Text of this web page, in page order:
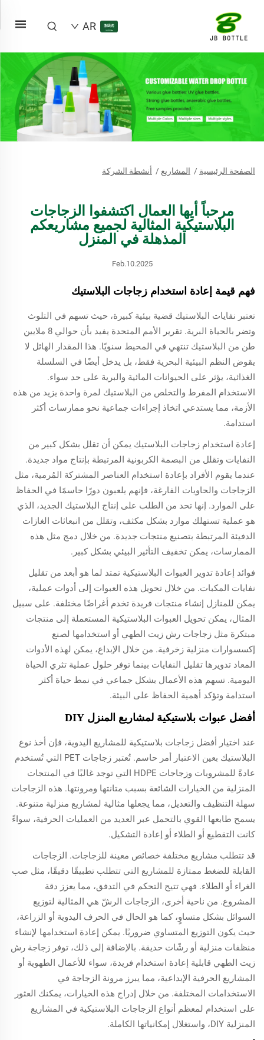
AR
الصفحة الرئيسية / المشاريع / أنشطة الشركة
مرحباً أيها العمال اكتشفوا الزجاجات
البلاستيكية المثالية لجميع مشاريعكم
المذهلة في المنزل
Feb.10.2025
فهم قيمة إعادة استخدام زجاجات البلاستيك
تعتبر نفايات البلاستيك قضية بيئية كبيرة، حيث تسهم في التلوث
وتضر بالحياة البرية. تقرير الأمم المتحدة يفيد بأن حوالي 8 ملايين
طن من البلاستيك تنتهي في المحيط سنويًا. هذا المقدار الهائل لا
يقوض النظم البيئية البحرية فقط، بل يدخل أيضًا في السلسلة
الغذائية، يؤثر على الحيوانات المائية والبرية على حد سواء.
الاستخدام المفرط والتخلص من البلاستيك لمرة واحدة يزيد من هذه
الأزمة، مما يستدعي اتخاذ إجراءات جماعية نحو ممارسات أكثر
استدامة.
إعادة استخدام زجاجات البلاستيك يمكن أن تقلل بشكل كبير من
النفايات وتقلل من البصمة الكربونية المرتبطة بإنتاج مواد جديدة.
عندما يقوم الأفراد بإعادة استخدام العناصر المشتركة المُرمية، مثل
الزجاجات والحاويات الفارغة، فإنهم يلعبون دورًا حاسمًا في الحفاظ
على الموارد. إنها تحد من الطلب على إنتاج البلاستيك الجديد، الذي
هو عملية تستهلك موارد بشكل مكثف، وتقلل من انبعاثات الغازات
الدفيئة المرتبطة بتصنيع منتجات جديدة. من خلال دمج مثل هذه
الممارسات، يمكن تخفيف التأثير البيئي بشكل كبير.
فوائد إعادة تدوير العبوات البلاستيكية تمتد لما هو أبعد من تقليل
نفايات المكبات. من خلال تحويل هذه العبوات إلى أدوات عملية،
يمكن للمنازل إنشاء منتجات فريدة تخدم أغراضًا مختلفة. على سبيل
المثال، يمكن تحويل العبوات البلاستيكية المستعملة إلى منتجات
مبتكرة مثل زجاجات رش زيت الطهي أو استخدامها لصنع
إكسسوارات منزلية زخرفية. من خلال الإبداع، يمكن لهذه الأدوات
المعاد تدويرها تقليل النفايات بينما توفر حلول عملية تثري الحياة
اليومية. تسهم هذه الأعمال بشكل جماعي في نمط حياة أكثر
استدامة وتؤكد أهمية الحفاظ على البيئة.
أفضل عبوات بلاستيكية لمشاريع المنزل DIY
عند اختيار أفضل زجاجات بلاستيكية للمشاريع اليدوية، فإن أخذ نوع
البلاستيك بعين الاعتبار أمر حاسم. تُعتبر زجاجات PET التي تُستخدم
عادةً للمشروبات وزجاجات HDPE التي توجد غالبًا في المنتجات
المنزلية من الخيارات الشائعة بسبب متانتها ومرونتها. هذه الزجاجات
سهلة التنظيف والتعديل، مما يجعلها مثالية لمشاريع منزلية متنوعة.
يسمح طابعها القوي بالتحمل عبر العديد من العمليات الحرفية، سواءً
كانت التقطيع أو الطلاء أو إعادة التشكيل.
قد تتطلب مشاريع مختلفة خصائص معينة للزجاجات. الزجاجات
القابلة للضغط ممتازة للمشاريع التي تتطلب تطبيقًا دقيقًا، مثل صب
الغراء أو الطلاء. فهي تتيح التحكم في التدفق، مما يعزز دقة
المشروع. من ناحية أخرى، الزجاجات الرشّ هي المثالية لتوزيع
السوائل بشكل متساوٍ، كما هو الحال في الحرف اليدوية أو الزراعة،
حيث يكون التوزيع المتساوي ضروريًا. يمكن إعادة استخدامها لإنشاء
منظفات منزلية أو رشّات حديقة. بالإضافة إلى ذلك، توفر زجاجة رش
زيت الطهي قابلية إعادة استخدام فريدة، سواء للأعمال الطهوية أو
المشاريع الحرفية الإبداعية، مما يبرز مرونة الزجاجة في
الاستخدامات المختلفة. من خلال إدراج هذه الخيارات، يمكنك العثور
على استخدام لمعظم أنواع الزجاجات البلاستيكية في المشاريع
المنزلية DIY، واستغلال إمكانياتها الكاملة.